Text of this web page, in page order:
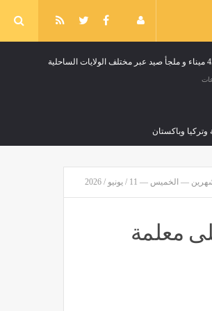
وتركيا وباكستان
— الخميس — 11 / يونيو / 2026
معلمة